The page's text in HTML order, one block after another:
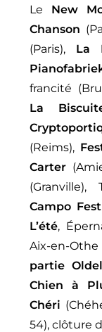
Le New
Chanson
(Paris), La
francité
La
(Reims),
Carter
Campo
L’été,
Aix-en-
partie
Chien à
Chéri
54), clôture